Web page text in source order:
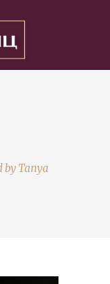
by Tanya